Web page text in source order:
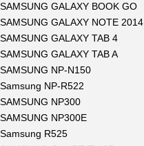
SAMSUNG GALAXY BOOK GO
SAMSUNG GALAXY NOTE 2014
SAMSUNG GALAXY TAB 4
SAMSUNG GALAXY TAB A
SAMSUNG NP-N150
Samsung NP-R522
SAMSUNG NP300
SAMSUNG NP300E
Samsung R525